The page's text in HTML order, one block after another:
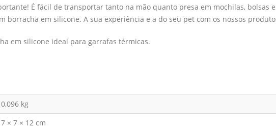
É fácil de transportar tanto na mão quanto presa em mochilas, bolsas
borracha em silicone. A sua experiência e a do seu pet com os nossos
em silicone ideal para garrafas térmicas.
0,096 kg
7 × 7 × 12 cm